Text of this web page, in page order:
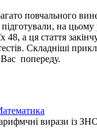
повчального
на цьому
48, а ця стаття
Складніші
попереду.
вирази із